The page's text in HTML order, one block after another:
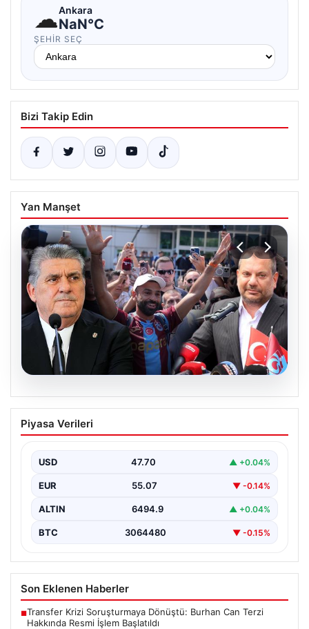
☁Ankara
NaN°C
ŞEHIR SEÇ
Bizi Takip Edin
Yan Manşet
05.08.2026
Ertuğrul Doğan’dan Serdal Adalı’ya
Salah Transferi Üzerinden Anlamlı
Trabzonspor Kulübü Başkanı Ertuğrul Doğan, son
söylentileriyle ilgili…
Piyasa Verileri
USD 47.70 ▲ +0.04%
EUR 55.07 ▼ -0.14%
ALTIN 6494.9 ▲ +0.04%
BTC 3064480 ▼ -0.15%
Son Eklenen Haberler
■Transfer Krizi Soruşturmaya Dönüştü: Burhan Can Terzi
Hakkında Resmi İşlem Başlatıldı